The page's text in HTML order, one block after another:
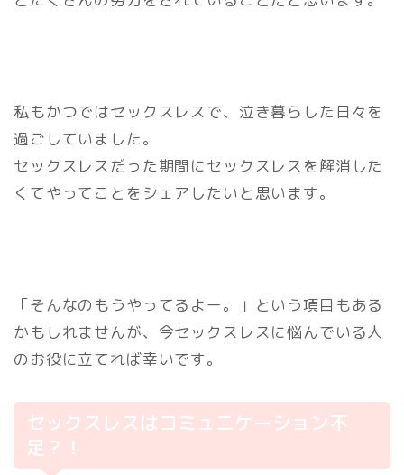
私もかつではセックスレスで、泣き暮らした日々を
過ごしていました。
セックスレスだった期間にセックスレスを解消した
くてやってことをシェアしたいと思います。
「そんなのもうやってるよー。」という項目もある
かもしれませんが、今セックスレスに悩んでいる人
のお役に立てれば幸いです。
セックスレスはコミュニケーション不
足？！